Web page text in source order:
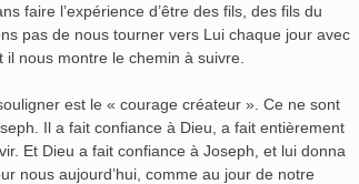
faire l’expérience d’être des fils, des fils du
pas de nous tourner vers Lui chaque jour avec
nous montre le chemin à suivre.
est le « courage créateur ». Ce ne sont
Il a fait confiance à Dieu, a fait entièrement
Et Dieu a fait confiance à Joseph, et lui donna
nous aujourd’hui, comme au jour de notre